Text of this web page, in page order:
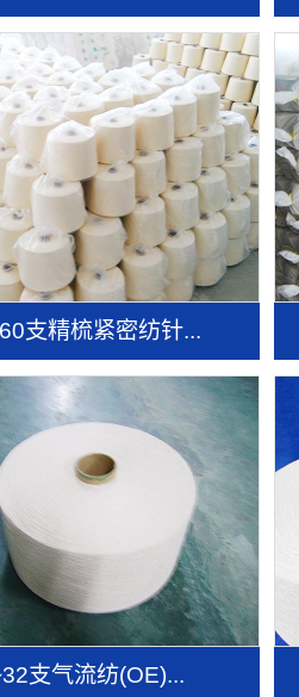
支精梳紧密纺针...
支气流纺(OE)...